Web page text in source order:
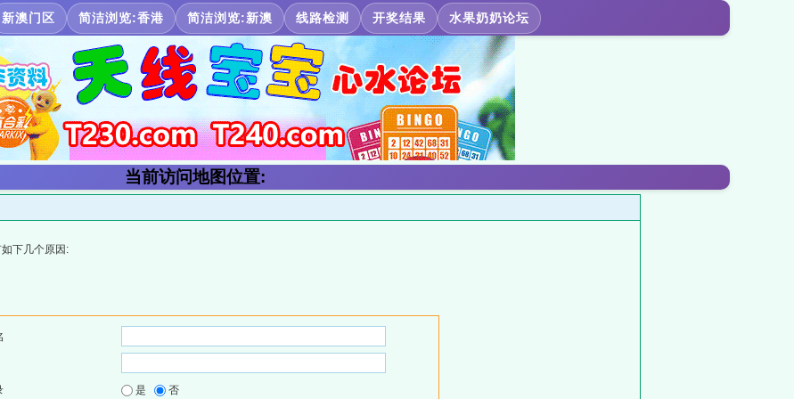
新澳门区 简洁浏览:香港 简洁浏览:新澳 线路检测 开奖结果 水果奶奶论坛
当前访问地图位置:
下几个原因:
是 否